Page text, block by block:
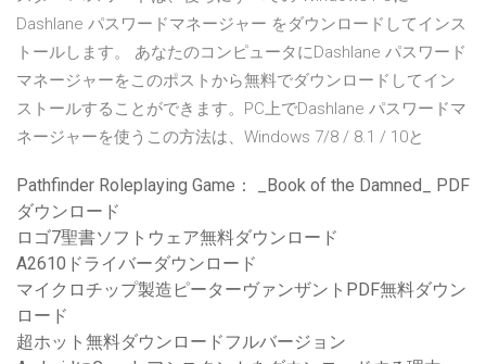
Dashlane パスワードマネージャー をダウンロードしてインス
トールします。 あなたのコンピュータにDashlane パスワード
マネージャーをこのポストから無料でダウンロードしてイン
ストールすることができます。PC上でDashlane パスワードマ
ネージャーを使うこの方法は、Windows 7/8 / 8.1 / 10と
Pathfinder Roleplaying Game： _Book of the Damned_ PDF
ダウンロード
ロゴ7聖書ソフトウェア無料ダウンロード
A2610ドライバーダウンロード
マイクロチップ製造ピーターヴァンザントPDF無料ダウン
ロード
超ホット無料ダウンロードフルバージョン